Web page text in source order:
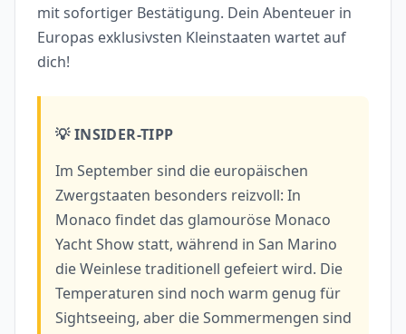
mit sofortiger Bestätigung. Dein Abenteuer in
Europas exklusivsten Kleinstaaten wartet auf
dich!
💡 INSIDER-TIPP
Im September sind die europäischen
Zwergstaaten besonders reizvoll: In
Monaco findet das glamouröse Monaco
Yacht Show statt, während in San Marino
die Weinlese traditionell gefeiert wird. Die
Temperaturen sind noch warm genug für
Sightseeing, aber die Sommermengen sind